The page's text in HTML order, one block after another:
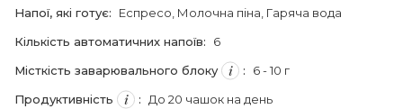
Напої, які готує: Еспресо , Молочна піна , Гаряча вода
Кількість автоматичних напоїв:
6
Місткість заварювального блоку
:
6 - 10 г
Продуктивність
:
До 20 чашок на день